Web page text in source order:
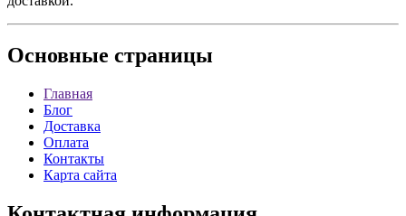
Основные страницы
Главная
Блог
Доставка
Оплата
Контакты
Карта сайта